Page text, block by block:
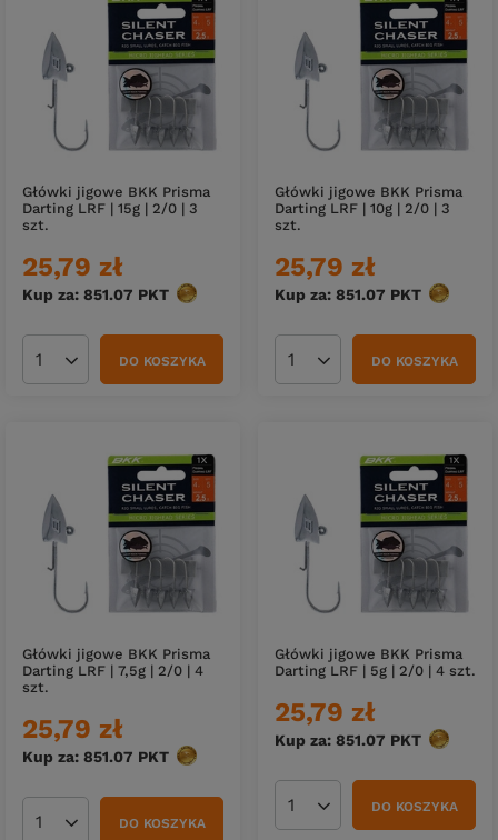
Główki jigowe BKK Prisma
Darting LRF | 15g | 2/0 | 3
szt.
25,79 zł
Kup za: 851.07 PKT punktów
Ilość produktówDO KOSZYKA
Główki jigowe BKK Prisma
Darting LRF | 10g | 2/0 | 3
szt.
25,79 zł
Kup za: 851.07 PKT punktów
Ilość produktówDO KOSZYKA
Główki jigowe BKK Prisma
Darting LRF | 7,5g | 2/0 | 4
szt.
25,79 zł
Kup za: 851.07 PKT punktów
Ilość produktówDO KOSZYKA
Główki jigowe BKK Prisma
Darting LRF | 5g | 2/0 | 4 szt.
25,79 zł
Kup za: 851.07 PKT punktów
Ilość produktówDO KOSZYKA